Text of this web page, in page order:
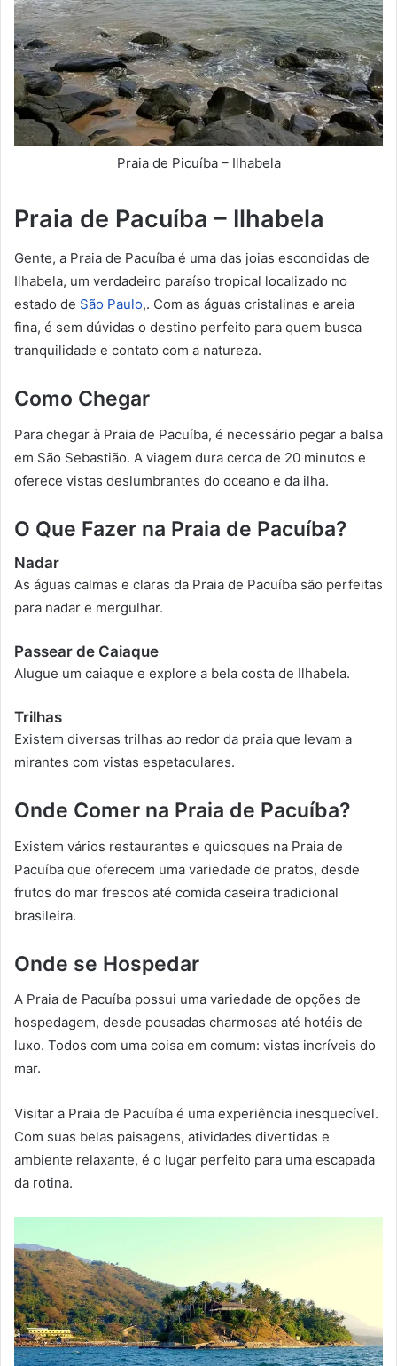
Praia de Picuíba – Ilhabela
Praia de Pacuíba – Ilhabela
Gente, a Praia de Pacuíba é uma das joias escondidas de
Ilhabela, um verdadeiro paraíso tropical localizado no
estado de São Paulo,. Com as águas cristalinas e areia
fina, é sem dúvidas o destino perfeito para quem busca
tranquilidade e contato com a natureza.
Como Chegar
Para chegar à Praia de Pacuíba, é necessário pegar a balsa
em São Sebastião. A viagem dura cerca de 20 minutos e
oferece vistas deslumbrantes do oceano e da ilha.
O Que Fazer na Praia de Pacuíba?
Nadar
As águas calmas e claras da Praia de Pacuíba são perfeitas
para nadar e mergulhar.
Passear de Caiaque
Alugue um caiaque e explore a bela costa de Ilhabela.
Trilhas
Existem diversas trilhas ao redor da praia que levam a
mirantes com vistas espetaculares.
Onde Comer na Praia de Pacuíba?
Existem vários restaurantes e quiosques na Praia de
Pacuíba que oferecem uma variedade de pratos, desde
frutos do mar frescos até comida caseira tradicional
brasileira.
Onde se Hospedar
A Praia de Pacuíba possui uma variedade de opções de
hospedagem, desde pousadas charmosas até hotéis de
luxo. Todos com uma coisa em comum: vistas incríveis do
mar.
Visitar a Praia de Pacuíba é uma experiência inesquecível.
Com suas belas paisagens, atividades divertidas e
ambiente relaxante, é o lugar perfeito para uma escapada
da rotina.